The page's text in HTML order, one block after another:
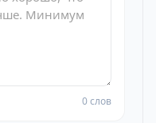
0 слов